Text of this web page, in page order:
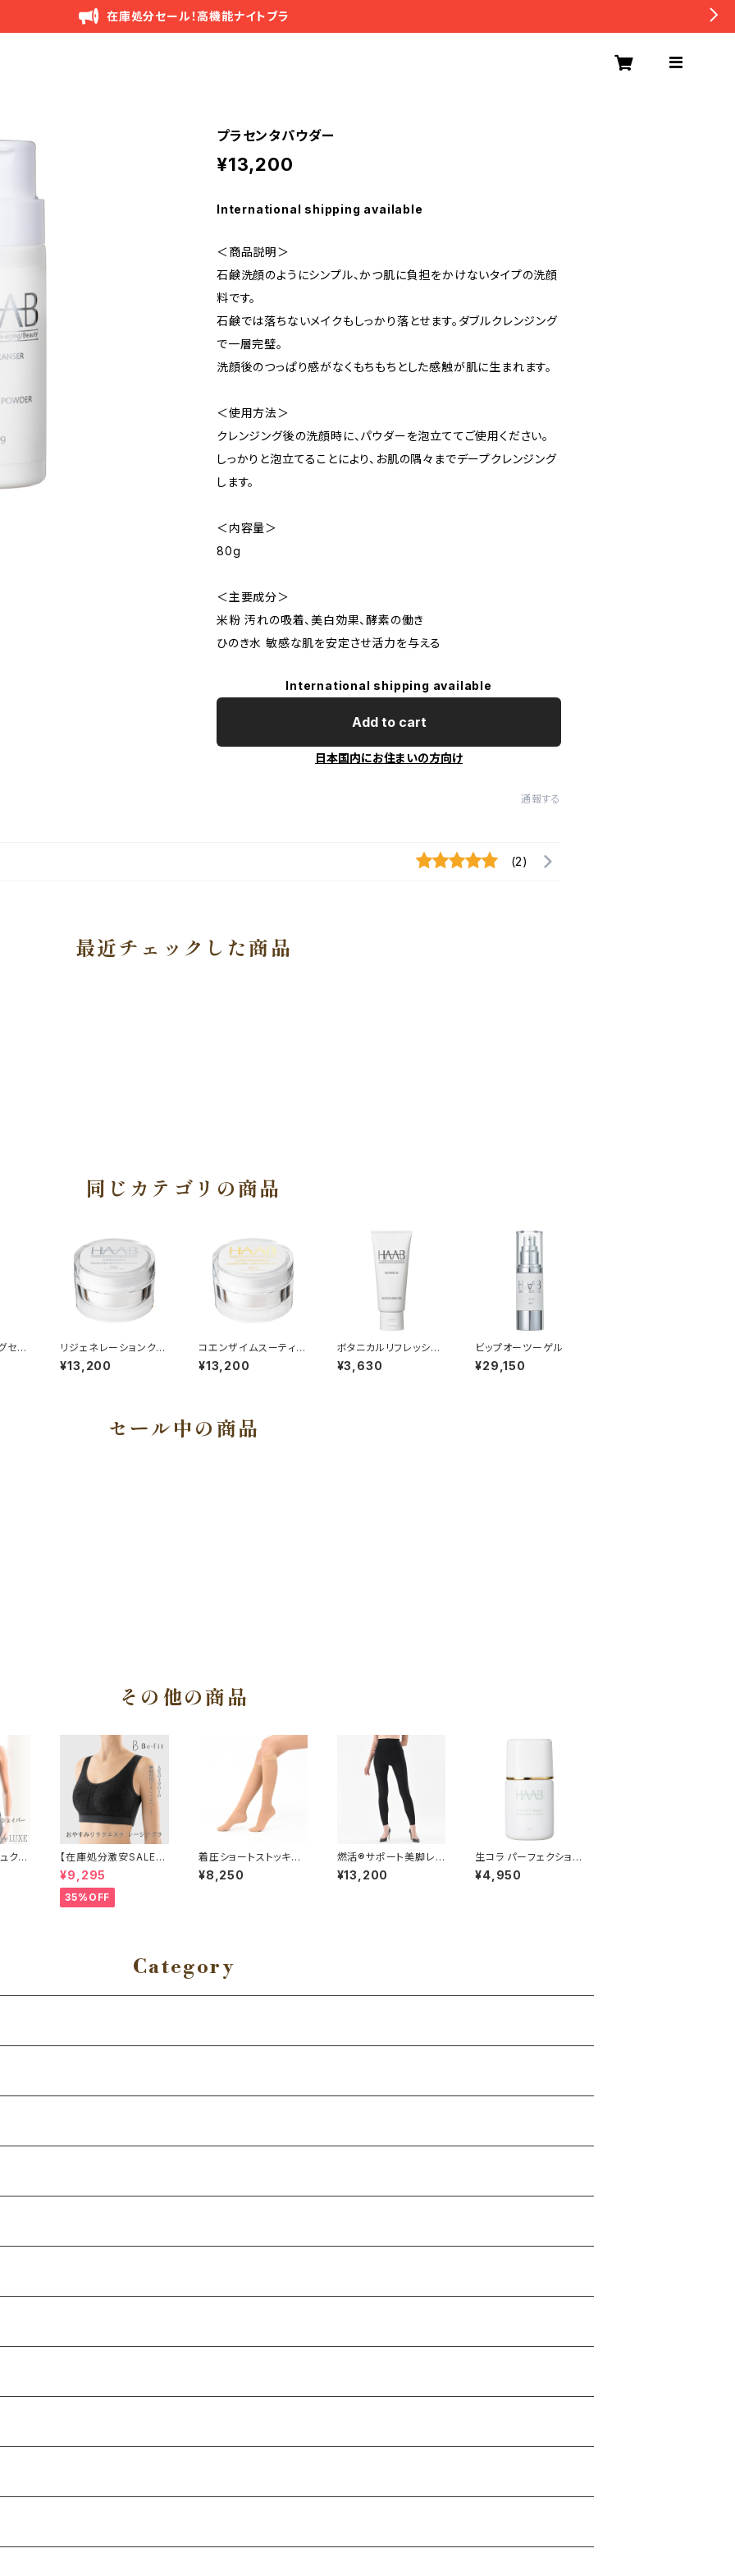
在庫処分セール！高機能ナイトブラ
プラセンタパウダー
¥13,200
International shipping available
＜商品説明＞
石鹸洗顔のようにシンプル、かつ肌に負担をかけないタイプの洗顔
料です。
石鹸では落ちないメイクもしっかり落とせます。ダブルクレンジング
で一層完璧。
洗顔後のつっぱり感がなくもちもちとした感触が肌に生まれます。
＜使用方法＞
クレンジング後の洗顔時に、パウダーを泡立ててご使用ください。
しっかりと泡立てることにより、お肌の隅々までデープクレンジング
します。
＜内容量＞
80g
＜主要成分＞
米粉 汚れの吸着、美白効果、酵素の働き
ひのき水 敏感な肌を安定させ活力を与える
International shipping available
Add to cart
日本国内にお住まいの方向け
通報する
(2)
最近チェックした商品
同じカテゴリの商品
セラ
リジェネレーションクリ
ーム
¥13,200
コエンザイムスーティン
グゲル
¥13,200
ボタニカルリフレッシン
グゲル
¥3,630
ビップオーツーゲル
¥29,150
セール中の商品
その他の商品
ク
【在庫処分激安SALE】
高機能ナイトブラ（Be-f
it）
¥9,295
35%OFF
着圧ショートストッキン
グ（2足組）【一般医療機
器】(Be-fit）
¥8,250
燃活®サポート美脚レギ
ンスプラス（Be-fit）
¥13,200
生コラ パーフェクション
クリーム
¥4,950
Category